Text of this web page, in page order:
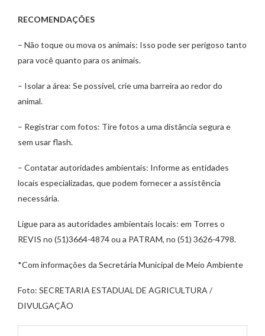
RECOMENDAÇÕES
– Não toque ou mova os animais: Isso pode ser perigoso tanto
para você quanto para os animais.
– Isolar a área: Se possível, crie uma barreira ao redor do
animal.
– Registrar com fotos: Tire fotos a uma distância segura e
sem usar flash.
– Contatar autoridades ambientais: Informe as entidades
locais especializadas, que podem fornecer a assistência
necessária.
Ligue para as autoridades ambientais locais: em Torres o
REVIS no (51)3664-4874 ou a PATRAM, no (51) 3626-4798.
*Com informações da Secretária Municipal de Meio Ambiente
Foto: SECRETARIA ESTADUAL DE AGRICULTURA /
DIVULGAÇÃO